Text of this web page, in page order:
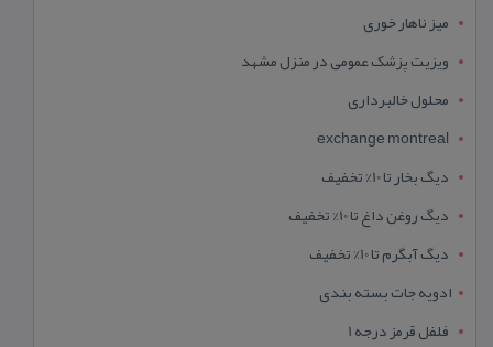
میز ناهار خوری
ویزیت پزشک عمومی در منزل مشهد
محلول خالبرداری
exchange montreal
دیگ بخار تا 10% تخفیف
دیگ روغن داغ تا 10% تخفیف
دیگ آبگرم تا 10% تخفیف
ادویه جات بسته بندی
فلفل قرمز درجه 1